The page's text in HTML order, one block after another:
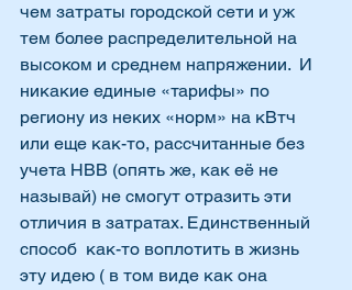
чем затраты городской сети и уж
тем более распределительной на
высоком и среднем напряжении.  И
никакие единые «тарифы» по
региону из неких «норм» на кВтч
или еще как-то, рассчитанные без
учета НВВ (опять же, как её не
называй) не смогут отразить эти
отличия в затратах. Единственный
способ  как-то воплотить в жизнь
эту идею ( в том виде как она